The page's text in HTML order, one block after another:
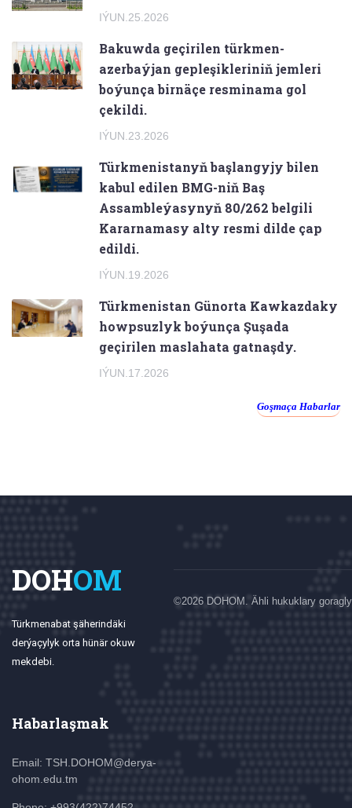
IÝUN.25.2026
Bakuwda geçirilen türkmen-
azerbaýjan gepleşikleriniň jemleri
boýunça birnäçe resminama gol
çekildi.
IÝUN.23.2026
Türkmenistanyň başlangyjy bilen
kabul edilen BMG-niň Baş
Assambleýasynyň 80/262 belgili
Kararnamasy alty resmi dilde çap
edildi.
IÝUN.19.2026
Türkmenistan Günorta Kawkazdaky
howpsuzlyk boýunça Şuşada
geçirilen maslahata gatnaşdy.
IÝUN.17.2026
Goşmaça Habarlar
DOHOM
Türkmenabat şäherindäki
derýaçylyk orta hünär okuw
mekdebi.
Habarlaşmak
Email: TSH.DOHOM@derya-
ohom.edu.tm
©2026 DOHOM. Ähli hukuklary goragly